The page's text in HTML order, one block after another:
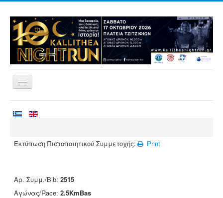
Εκτύπωση Πιστοποιητικού Συμμετοχής: Print
Αρ. Συμμ./Bib: 2515
Αγώνας/Race: 2.5KmBas